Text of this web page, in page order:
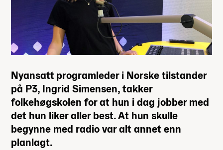
Nyansatt programleder i Norske tilstander
på P3, Ingrid Simensen, takker
folkehøgskolen for at hun i dag jobber med
det hun liker aller best. At hun skulle
begynne med radio var alt annet enn
planlagt.